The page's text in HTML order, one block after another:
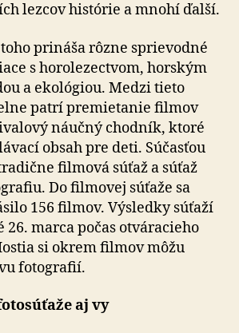
lezcov histórie a mnohí ďalší.
prináša rôzne sprievodné
s horolezectvom, horským
a ekológiou. Medzi tieto
patrí pre­mie­ta­nie filmov
náučný chodník, ktoré
obsah pre deti. Súčasťou
filmová súťaž a súťaž
Do filmovej súťaže sa
156 filmov. Výsledky súťaží
26. marca počas otvá­ra­cie­ho
si okrem filmov môžu
fotografií.
aj vy